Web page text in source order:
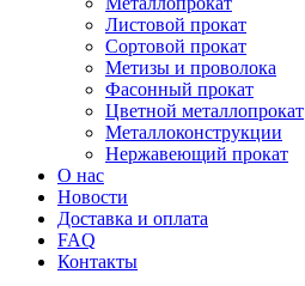
Листовой прокат
Сортовой прокат
Метизы и проволока
Фасонный прокат
Цветной металлопрокат
Металлоконструкции
Нержавеющий прокат
О нас
Новости
Доставка и оплата
FAQ
Контакты